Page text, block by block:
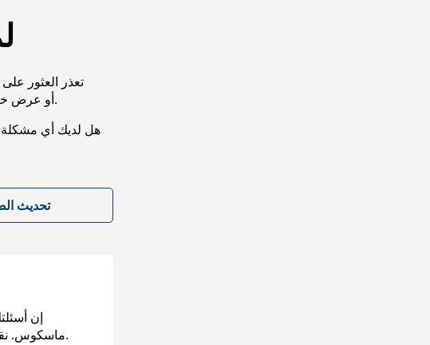
تعذر العثور
URL، أو عرض خريطة الموقع الخاصة بنا لمساعدتك في العثور على ما تريد.
هل لديك أي مشكلة
إن
ماسكوس. نقرأ آراءك، ونرد عليها، بناء على طلبكم في أسرع وقت ممكن.